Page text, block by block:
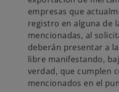
empresas que
registro en alguna de
mencionadas, al
deberán presentar a
libre manifestando,
verdad, que cumplen
mencionados en el